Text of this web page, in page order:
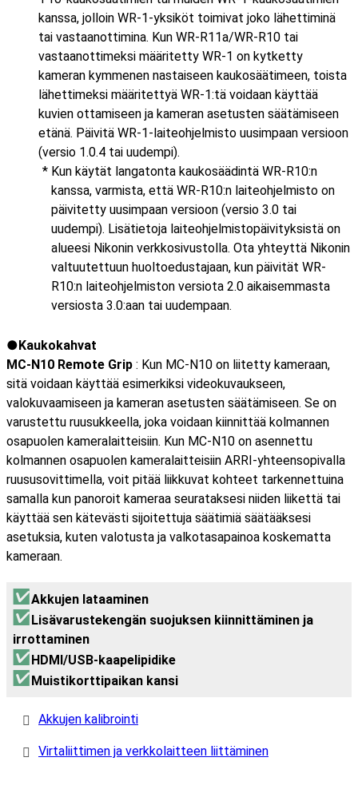
kanssa, jolloin WR-1-yksiköt toimivat joko lähettiminä
tai vastaanottimina. Kun WR-R11a/WR-R10 tai
vastaanottimeksi määritetty WR-1 on kytketty
kameran kymmenen nastaiseen kaukosäätimeen, toista
lähettimeksi määritettyä WR-1:tä voidaan käyttää
kuvien ottamiseen ja kameran asetusten säätämiseen
etänä. Päivitä WR-1-laiteohjelmisto uusimpaan versioon
(versio 1.0.4 tai uudempi).
Kun käytät langatonta kaukosäädintä WR-R10:n
kanssa, varmista, että WR-R10:n laiteohjelmisto on
päivitetty uusimpaan versioon (versio 3.0 tai
uudempi). Lisätietoja laiteohjelmistopäivityksistä on
alueesi Nikonin verkkosivustolla. Ota yhteyttä Nikonin
valtuutettuun huoltoedustajaan, kun päivität WR-
R10:n laiteohjelmiston versiota 2.0 aikaisemmasta
versiosta 3.0:aan tai uudempaan.
Kaukokahvat
MC-N10 Remote Grip : Kun MC-N10 on liitetty kameraan,
sitä voidaan käyttää esimerkiksi videokuvaukseen,
valokuvaamiseen ja kameran asetusten säätämiseen. Se on
varustettu ruusukkeella, joka voidaan kiinnittää kolmannen
osapuolen kameralaitteisiin. Kun MC-N10 on asennettu
kolmannen osapuolen kameralaitteisiin ARRI-yhteensopivalla
ruususovittimella, voit pitää liikkuvat kohteet tarkennettuina
samalla kun panoroit kameraa seurataksesi niiden liikettä tai
käyttää sen kätevästi sijoitettuja säätimiä säätääksesi
asetuksia, kuten valotusta ja valkotasapainoa koskematta
kameraan.
Akkujen lataaminen
Lisävarustekengän suojuksen kiinnittäminen ja
irrottaminen
HDMI/USB-kaapelipidike
Muistikorttipaikan kansi
Akkujen kalibrointi
Virtaliittimen ja verkkolaitteen liittäminen